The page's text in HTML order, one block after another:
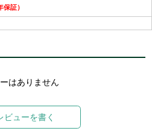
保証）
はありません
ビューを書く